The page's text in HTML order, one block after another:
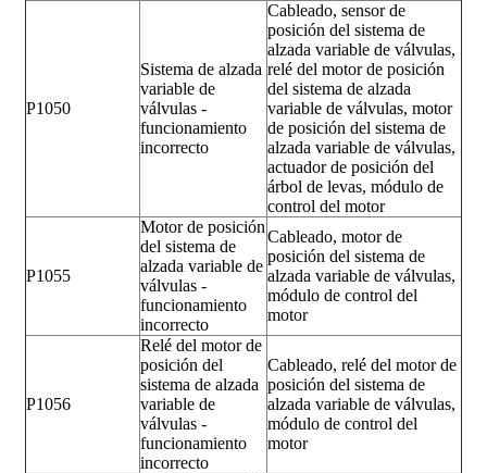
P1050
Sistema de alzada
variable de
válvulas -
funcionamiento
incorrecto
Cableado, sensor de
posición del sistema de
alzada variable de válvulas,
relé del motor de posición
del sistema de alzada
variable de válvulas, motor
de posición del sistema de
alzada variable de válvulas,
actuador de posición del
árbol de levas, módulo de
control del motor
P1055
Motor de posición
del sistema de
alzada variable de
válvulas -
funcionamiento
incorrecto
Cableado, motor de
posición del sistema de
alzada variable de válvulas,
módulo de control del
motor
P1056
Relé del motor de
posición del
sistema de alzada
variable de
válvulas -
funcionamiento
incorrecto
Cableado, relé del motor de
posición del sistema de
alzada variable de válvulas,
módulo de control del
motor